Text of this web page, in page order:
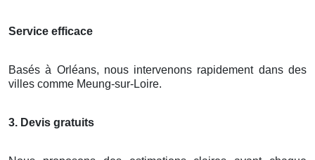
Service efficace
Basés à Orléans, nous intervenons rapidement dans des
villes comme Meung-sur-Loire.
3. Devis gratuits